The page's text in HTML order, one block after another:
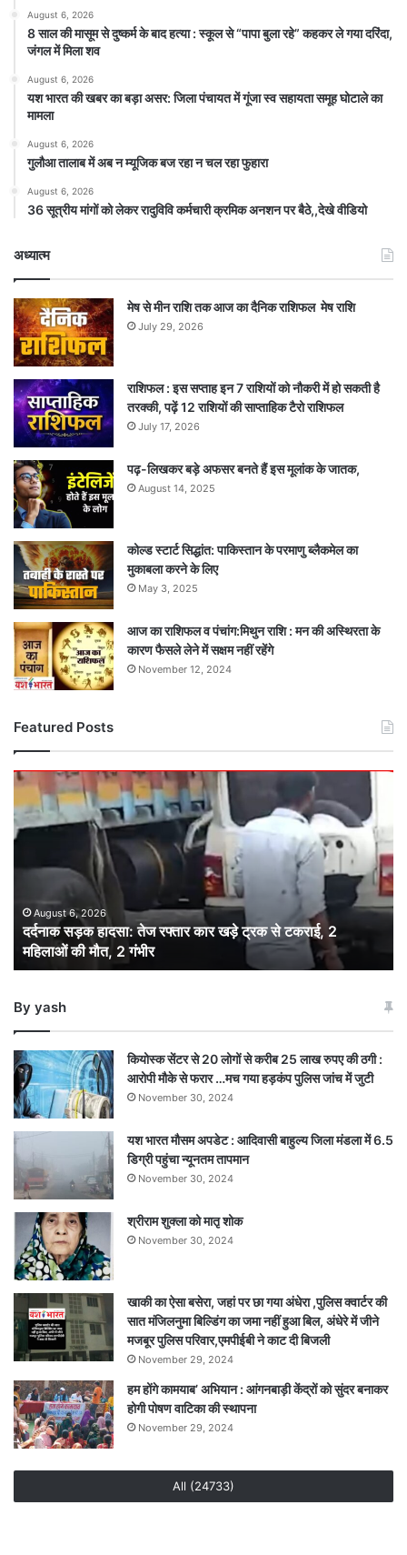
August 6, 2026
8 साल की मासूम से दुष्कर्म के बाद हत्या : स्कूल से “पापा बुला रहे” कहकर ले गया दरिंदा,
जंगल में मिला शव
August 6, 2026
यश भारत की खबर का बड़ा असर: जिला पंचायत में गूंजा स्व सहायता समूह घोटाले का
मामला
August 6, 2026
गुलौआ तालाब में अब न म्यूजिक बज रहा न चल रहा फुहारा
August 6, 2026
36 सूत्रीय मांगों को लेकर रादुविवि कर्मचारी क्रमिक अनशन पर बैठे,,देखे वीडियो
अध्यात्म
मेष से मीन राशि तक आज का दैनिक राशिफल मेष राशि
July 29, 2026
राशिफल : इस सप्ताह इन 7 राशियों को नौकरी में हो सकती है
तरक्की, पढ़ें 12 राशियों की साप्ताहिक टैरो राशिफल
July 17, 2026
पढ़-लिखकर बड़े अफसर बनते हैं इस मूलांक के जातक,
August 14, 2025
कोल्ड स्टार्ट सिद्धांत: पाकिस्तान के परमाणु ब्लैकमेल का
मुकाबला करने के लिए
May 3, 2025
आज का राशिफल व पंचांग:मिथुन राशि : मन की अस्थिरता के
कारण फैसले लेने में सक्षम नहीं रहेंगे
November 12, 2024
Featured Posts
दर्दनाक
हादसा:
तेज
कार
ट्रक
टकराई,
2
की
गंभीर
August 6, 2026
दर्दनाक सड़क हादसा: तेज रफ्तार कार खड़े ट्रक से टकराई, 2
महिलाओं की मौत, 2 गंभीर
By yash
कियोस्क सेंटर से 20 लोगों से करीब 25 लाख रुपए की ठगी :
आरोपी मौके से फरार …मच गया हड़कंप पुलिस जांच में जुटी
November 30, 2024
यश भारत मौसम अपडेट : आदिवासी बाहुल्य जिला मंडला में 6.5
डिग्री पहुंचा न्यूनतम तापमान
November 30, 2024
श्रीराम शुक्ला को मातृ शोक
November 30, 2024
खाकी का ऐसा बसेरा, जहां पर छा गया अंधेरा ,पुलिस क्वार्टर की
सात मंजिलनुमा बिल्डिंग का जमा नहीं हुआ बिल, अंधेरे में जीने
मजबूर पुलिस परिवार,एमपीईबी ने काट दी बिजली
November 29, 2024
हम होंगे कामयाब’ अभियान : आंगनबाड़ी केंद्रों को सुंदर बनाकर
होगी पोषण वाटिका की स्थापना
November 29, 2024
All (24733)